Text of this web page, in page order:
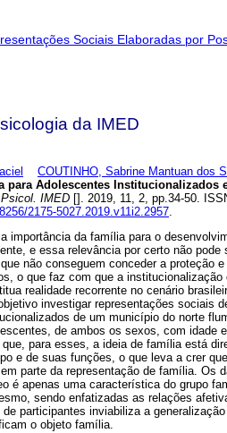
da IMED
COUTINHO, Sabrine Mantuan dos
para Adolescentes Institucionalizados
IMED []. 2019, 11, 2, pp.34-50.
2175-5027.2019.v11i2.2957
importância da família para o
e essa relevância por certo não pode
não conseguem conceder a proteção
o que faz com que a institucionalização
realidade recorrente no cenário
investigar representações sociais
de um município do norte
de ambos os sexos, com idade
para esses, a ideia de família está
e de suas funções, o que leva a crer
parte da representação de família. Os
é apenas uma característica do grupo
sendo enfatizadas as relações
de participantes inviabiliza a
o objeto família.